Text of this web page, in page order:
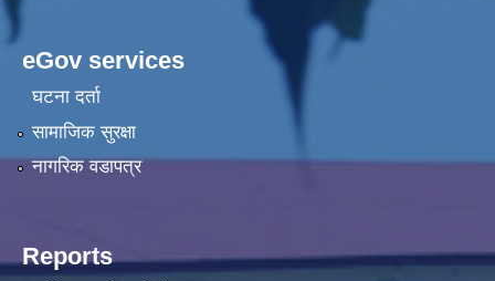
eGov services
घटना दर्ता
सामाजिक सुरक्षा
नागरिक वडापत्र
Reports